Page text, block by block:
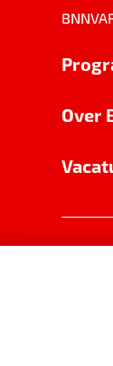
Over